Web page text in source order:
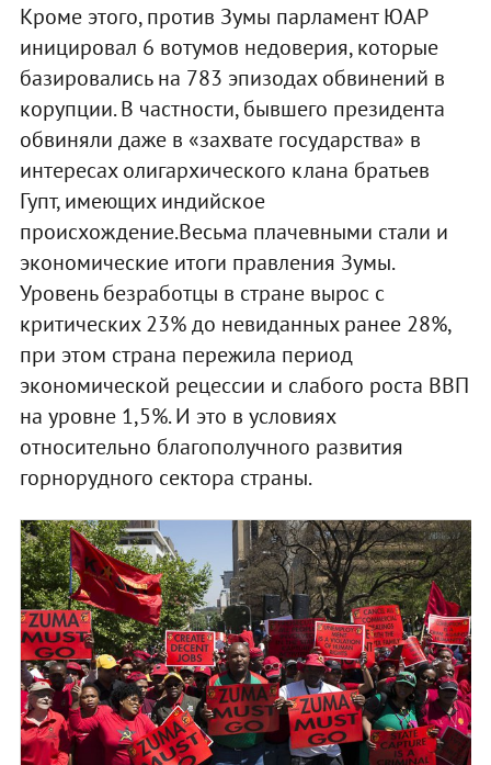
Кроме этого, против Зумы парламент ЮАР
иницировал 6 вотумов недоверия, которые
базировались на 783 эпизодах обвинений в
корупции. В частности, бывшего президента
обвиняли даже в «захвате государства» в
интересах олигархического клана братьев
Гупт, имеющих индийское
происхождение.Весьма плачевными стали и
экономические итоги правления Зумы.
Уровень безработцы в стране вырос с
критических 23% до невиданных ранее 28%,
при этом страна пережила период
экономической рецессии и слабого роста ВВП
на уровне 1,5%. И это в условиях
относительно благополучного развития
горнорудного сектора страны.